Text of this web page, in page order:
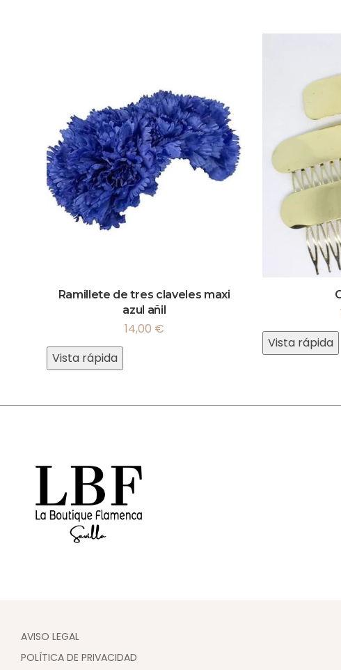
Ramillete de tres claveles maxi
azul añil
14,00 €
Vista rápida
Vista rápida
AVISO LEGAL
POLÍTICA DE PRIVACIDAD